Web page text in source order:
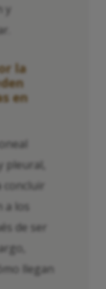
y
la
en
pleural,
concluir
a los
de ser
llegan